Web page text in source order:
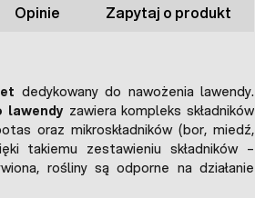
Opinie Zapytaj o produkt
dedykowany do nawożenia lawendy.
lawendyzawiera kompleks składników
oraz mikroskładników (bor, miedź,
takiemu zestawieniu składników –
rośliny są odporne na działanie